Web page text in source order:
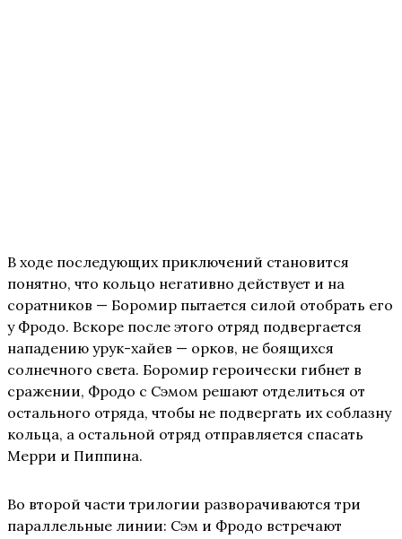
В ходе последующих приключений становится
понятно, что кольцо негативно действует и на
соратников — Боромир пытается силой отобрать его
у Фродо. Вскоре после этого отряд подвергается
нападению урук-хайев — орков, не боящихся
солнечного света. Боромир героически гибнет в
сражении, Фродо с Сэмом решают отделиться от
остального отряда, чтобы не подвергать их соблазну
кольца, а остальной отряд отправляется спасать
Мерри и Пиппина.
Во второй части трилогии разворачиваются три
параллельные линии: Сэм и Фродо встречают